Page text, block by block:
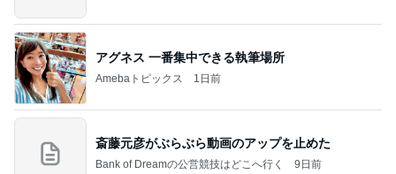
アグネス 一番集中できる執筆場所
Amebaトピックス 1日前
斎藤元彦がぶらぶら動画のアップを止めた
Bank of Dreamの公営競技はどこへ行く 9日前